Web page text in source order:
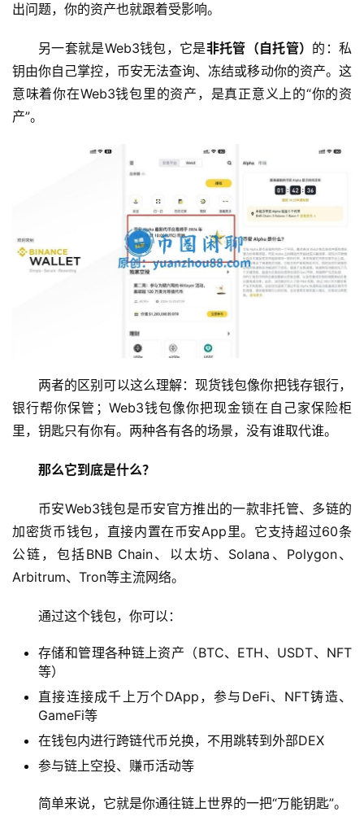
出问题，你的资产也就跟着受影响。
另一套就是Web3钱包，它是非托管（自托管） 的：私
钥由你自己掌控，币安无法查询、冻结或移动你的资产。这
意味着你在Web3钱包里的资产，是真正意义上的“你的资
产”。
两者的区别可以这么理解：现货钱包像你把钱存银行，
银行帮你保管；Web3钱包像你把现金锁在自己家保险柜
里，钥匙只有你有。两种各有各的场景，没有谁取代谁。
那么它到底是什么？
币安Web3钱包是币安官方推出的一款非托管、多链的
加密货币钱包，直接内置在币安App里。它支持超过60条
公链，包括BNB Chain、以太坊、Solana、Polygon、
Arbitrum、Tron等主流网络。
通过这个钱包，你可以：
存储和管理各种链上资产（BTC、ETH、USDT、NFT
等）
直接连接成千上万个DApp，参与DeFi、NFT铸造、
GameFi等
在钱包内进行跨链代币兑换，不用跳转到外部DEX
参与链上空投、赚币活动等
简单来说，它就是你通往链上世界的一把“万能钥匙”。